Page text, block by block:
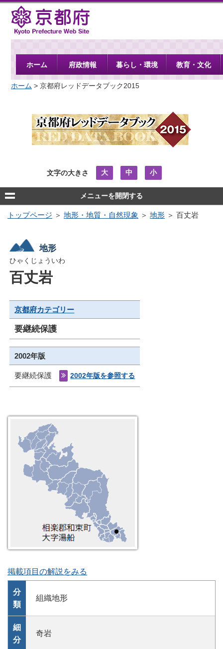
京都府
ホーム 府政情報 暮らし・環境 教育・文化
ホーム > 京都府レッドデータブック2015
文字の大きさ 大 中 小
メニューを開閉する
トップページ ＞ 地形・地質・自然現象 ＞ 地形 ＞ 百丈岩
地形
ひゃくじょういわ
百丈岩
京都府カテゴリー
要継続保護
2002年版
要継続保護 2002年版を参照する
掲載項目の解説をみる
分
類
組織地形
細
分
奇岩